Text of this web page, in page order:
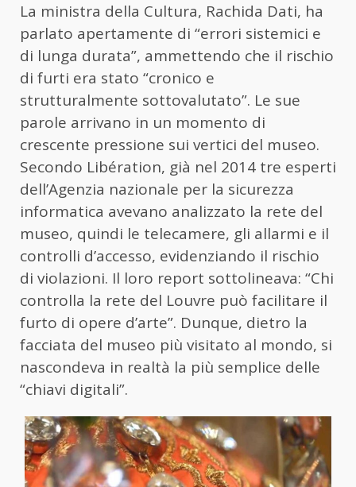
La ministra della Cultura, Rachida Dati, ha
parlato apertamente di “errori sistemici e
di lunga durata”, ammettendo che il rischio
di furti era stato “cronico e
strutturalmente sottovalutato”. Le sue
parole arrivano in un momento di
crescente pressione sui vertici del museo.
Secondo Libération, già nel 2014 tre esperti
dell’Agenzia nazionale per la sicurezza
informatica avevano analizzato la rete del
museo, quindi le telecamere, gli allarmi e il
controlli d’accesso, evidenziando il rischio
di violazioni. Il loro report sottolineava: “Chi
controlla la rete del Louvre può facilitare il
furto di opere d’arte”. Dunque, dietro la
facciata del museo più visitato al mondo, si
nascondeva in realtà la più semplice delle
“chiavi digitali”.